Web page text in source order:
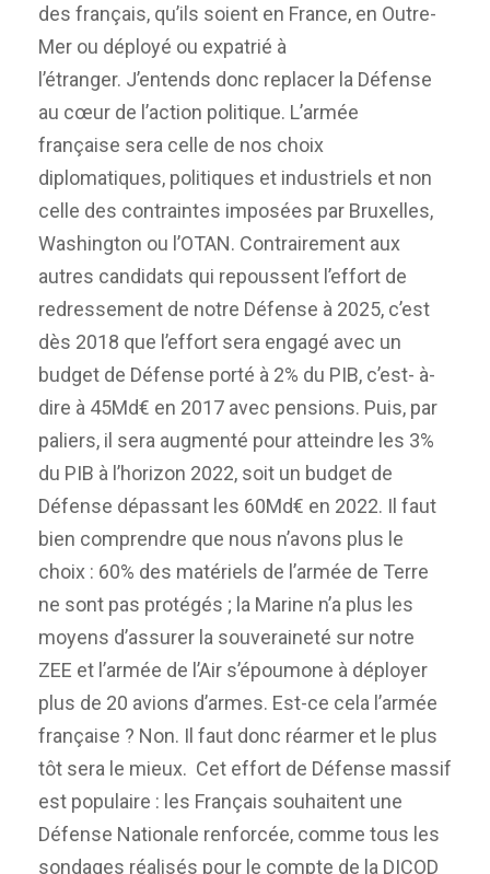
des français, qu’ils soient en France, en Outre-
Mer ou déployé ou expatrié à
l’étranger. J’entends donc replacer la Défense
au cœur de l’action politique. L’armée
française sera celle de nos choix
diplomatiques, politiques et industriels et non
celle des contraintes imposées par Bruxelles,
Washington ou l’OTAN. Contrairement aux
autres candidats qui repoussent l’effort de
redressement de notre Défense à 2025, c’est
dès 2018 que l’effort sera engagé avec un
budget de Défense porté à 2% du PIB, c’est- à-
dire à 45Md€ en 2017 avec pensions. Puis, par
paliers, il sera augmenté pour atteindre les 3%
du PIB à l’horizon 2022, soit un budget de
Défense dépassant les 60Md€ en 2022. Il faut
bien comprendre que nous n’avons plus le
choix : 60% des matériels de l’armée de Terre
ne sont pas protégés ; la Marine n’a plus les
moyens d’assurer la souveraineté sur notre
ZEE et l’armée de l’Air s’époumone à déployer
plus de 20 avions d’armes. Est-ce cela l’armée
française ? Non. Il faut donc réarmer et le plus
tôt sera le mieux. Cet effort de Défense massif
est populaire : les Français souhaitent une
Défense Nationale renforcée, comme tous les
sondages réalisés pour le compte de la DICOD